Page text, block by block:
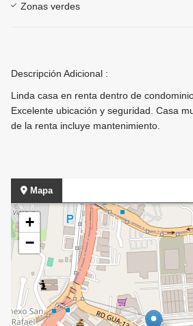
Zonas verdes
Descripción Adicional :
Linda casa en renta dentro de
Excelente ubicación y seguridad. Casa
de la renta incluye mantenimiento.
Mapa
+
−